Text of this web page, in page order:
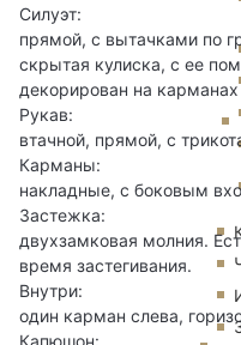
Силуэт:
прямой, с вытачками по
скрытая кулиска, с ее
декорирован на
Рукав:
втачной, прямой, с
Карманы:
накладные, с боковым
Застежка:
двухзамковая молния.
время застегивания.
Внутри:
один карман слева,
Капюшон: